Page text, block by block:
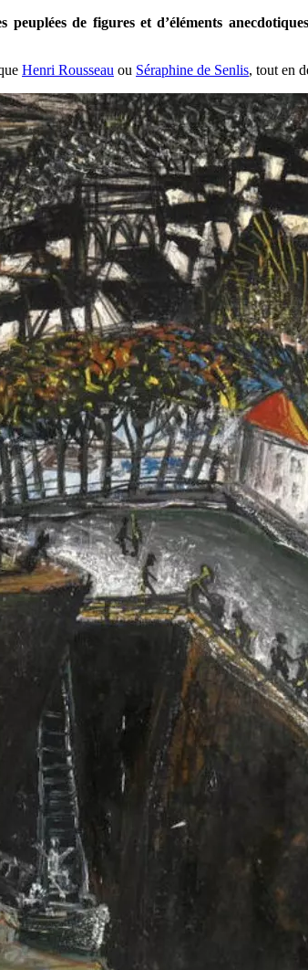
de figures et d’éléments
Henri Rousseau ou Séraphine de Senlis, tout en